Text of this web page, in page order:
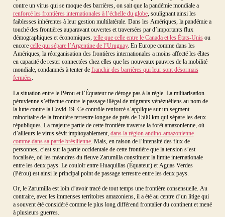
contre un virus qui se moque des barrières, on sait que la pandémie mondiale a
renforcé les frontières internationales à l’échelle du globe, soulignant ainsi les
faiblesses inhérentes à leur gestion multilatérale. Dans les Amériques, la pandémie a
touché des frontières auparavant ouvertes et traversées par d’importants flux
démographiques et économiques, telle que celle entre le Canada et les États-Unisou
encore celle qui sépare l’Argentine de l’Uruguay. En Europe comme dans les
Amériques, la réorganisation des frontières internationales a moins affecté les élites
en capacité de rester connectées chez elles que les nouveaux pauvres de la mobilité
mondiale, condamnés à tenter de franchir des barrières qui leur sont désormais
fermées.
La situation entre le Pérou et l’Équateur ne déroge pas à la règle. La militarisation
péruvienne s’effectue contre le passage illégal de migrants vénézuéliens au nom de
la lutte contre la Covid-19. Ce contrôle renforcé s’applique sur un segment
minoritaire de la frontière terrestre longue de près de 1500 km qui sépare les deux
républiques. La majeure partie de cette frontière traverse la forêt amazonienne, où
d’ailleurs le virus sévit impitoyablement, dans la région andino-amazonienne
comme dans sa partie brésilienne. Mais, en raison de l’intensité des flux de
personnes, c’est sur la partie occidentale de cette frontière que la tension s’est
focalisée, où les méandres du fleuve Zarumilla constituent la limite internationale
entre les deux pays. Le couloir entre Huaquillas (Équateur) et Aguas Verdes
(Pérou) est ainsi le principal point de passage terrestre entre les deux pays.
Or, le Zarumilla est loin d’avoir tracé de tout temps une frontière consensuelle. Au
contraire, avec les immenses territoires amazoniens, il a été au centre d’un litige qui
a souvent été considéré comme le plus long différend frontalier du continent et mené
à plusieurs guerres.